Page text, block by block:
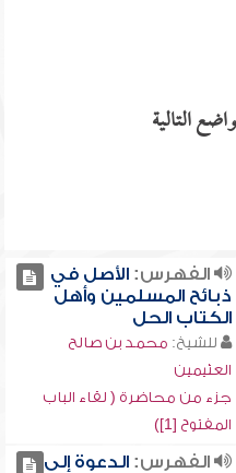
التالية
الفهرس:الأصل في
ذبائح المسلمين وأهل
الكتاب الحل
للشيخ: محمد بن صالح
العثيمين
جزء من محاضرة ( لقاء الباب
المفتوح [1])
الفهرس:الدعوة إلى